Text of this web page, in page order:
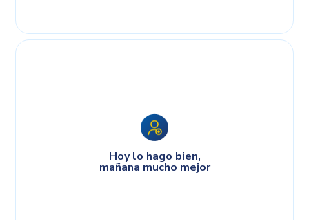
Hoy lo hago bien,
mañana mucho mejor